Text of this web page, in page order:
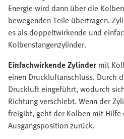
Energie wird dann über die
bewegenden Teile übertragen.
es als doppeltwirkende und
Kolbenstangenzylinder.
Einfachwirkende Zylinder mit
einen Druckluftanschluss. Durch
Druckluft eingeführt, wodurch
Richtung verschiebt. Wenn der
freigibt, geht der Kolben mit Hilfe
Ausgangsposition zurück.